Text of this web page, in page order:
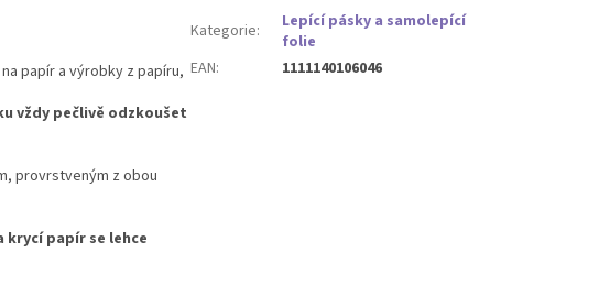
papír a výrobky z papíru,
vždy pečlivě odzkoušet
provrstveným z obou
krycí papír se lehce
Kategorie:
Lepící pásky a samolepící
folie
EAN: 1111140106046